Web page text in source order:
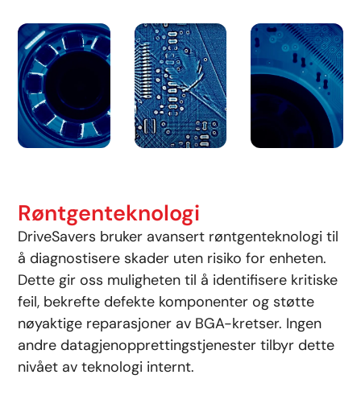
Røntgenteknologi
DriveSavers bruker avansert røntgenteknologi til
å diagnostisere skader uten risiko for enheten.
Dette gir oss muligheten til å identifisere kritiske
feil, bekrefte defekte komponenter og støtte
nøyaktige reparasjoner av BGA-kretser. Ingen
andre datagjenopprettingstjenester tilbyr dette
nivået av teknologi internt.